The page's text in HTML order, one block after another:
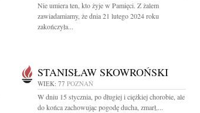
Nie umiera ten, kto żyje w Pamięci. Z żalem
zawiadamiamy, że dnia 21 lutego 2024 roku
zakończyła...
STANISŁAW SKOWROŃSKI
WIEK: 77 POZNAŃ
W dniu 15 stycznia, po długiej i ciężkiej chorobie, ale
do końca zachowując pogodę ducha, zmarł,...